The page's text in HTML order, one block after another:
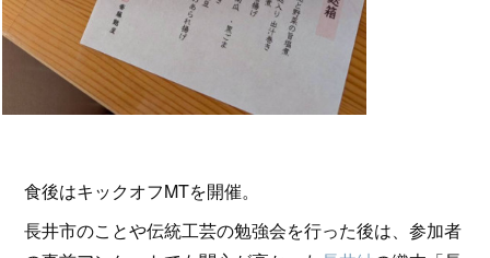
食後はキックオフMTを開催。
長井市のことや伝統工芸の勉強会を行った後は、参加者